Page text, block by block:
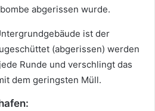
abgerissen wurde.
ist der
(abgerissen) werden
Runde und verschlingt das
dem geringsten Müll.